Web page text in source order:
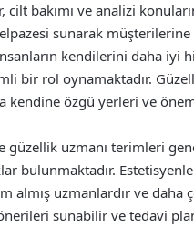
cilt bakımı ve analizi
sunarak
kendilerini daha iyi
bir rol oynamaktadır.
kendine özgü yerleri ve
güzellik uzmanı terimleri
bulunmaktadır.
almış uzmanlardır ve daha
sunabilir ve tedavi